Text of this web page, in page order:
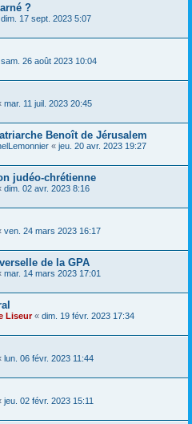
?
dim. 17 sept. 2023 5:07
sam. 26 août 2023 10:04
mar. 11 juil. 2023 20:45
Benoît de Jérusalem
« jeu. 20 avr. 2023 19:27
judéo-chrétienne
dim. 02 avr. 2023 8:16
ven. 24 mars 2023 16:17
de la GPA
mar. 14 mars 2023 17:01
Liseur« dim. 19 févr. 2023 17:34
lun. 06 févr. 2023 11:44
jeu. 02 févr. 2023 15:11